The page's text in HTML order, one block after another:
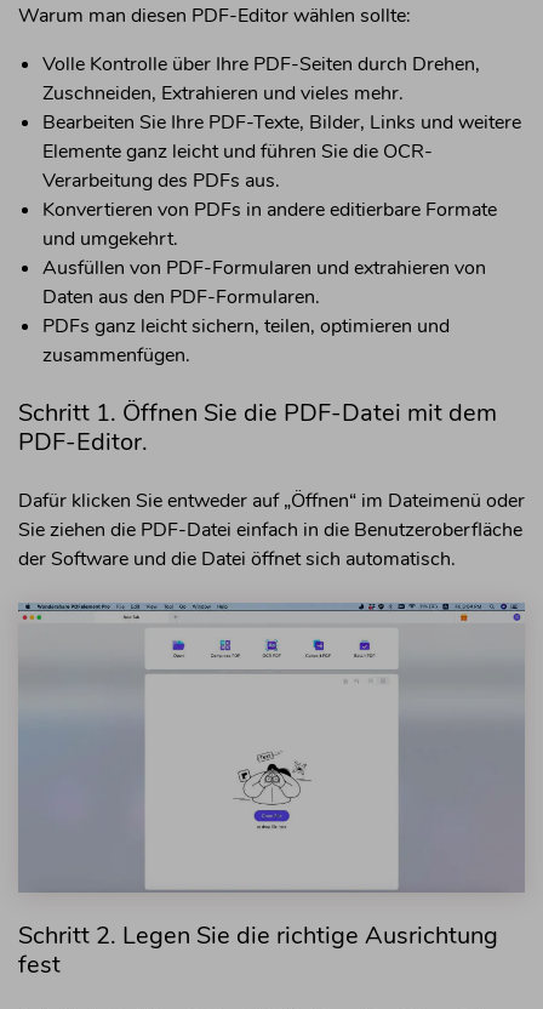
Warum man diesen PDF-Editor wählen sollte:
Volle Kontrolle über Ihre PDF-Seiten durch Drehen,
Zuschneiden, Extrahieren und vieles mehr.
Bearbeiten Sie Ihre PDF-Texte, Bilder, Links und weitere
Elemente ganz leicht und führen Sie die OCR-
Verarbeitung des PDFs aus.
Konvertieren von PDFs in andere editierbare Formate
und umgekehrt.
Ausfüllen von PDF-Formularen und extrahieren von
Daten aus den PDF-Formularen.
PDFs ganz leicht sichern, teilen, optimieren und
zusammenfügen.
Schritt 1. Öffnen Sie die PDF-Datei mit dem
PDF-Editor.
Dafür klicken Sie entweder auf „Öffnen“ im Dateimenü oder
Sie ziehen die PDF-Datei einfach in die Benutzeroberfläche
der Software und die Datei öffnet sich automatisch.
Schritt 2. Legen Sie die richtige Ausrichtung
fest